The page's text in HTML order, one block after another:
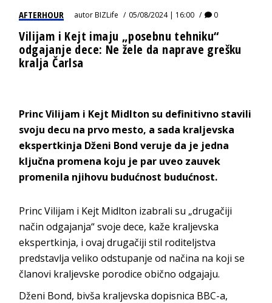
AFTERHOUR autorBIZLife 05/08/2024 | 16:00 0
Vilijam i Kejt imaju „posebnu tehniku“
odgajanje dece: Ne žele da naprave grešku
kralja Čarlsa
Princ Vilijam i Kejt Midlton su definitivno stavili
svoju decu na prvo mesto, a sada kraljevska
ekspertkinja Dženi Bond veruje da je jedna
ključna promena koju je par uveo zauvek
promenila njihovu budućnost budućnost.
Princ Vilijam i Kejt Midlton izabrali su „drugačiji
način odgajanja“ svoje dece, kaže kraljevska
ekspertkinja, i ovaj drugačiji stil roditeljstva
predstavlja veliko odstupanje od načina na koji se
članovi kraljevske porodice obično odgajaju.
Dženi Bond, bivša kraljevska dopisnica BBC-a,